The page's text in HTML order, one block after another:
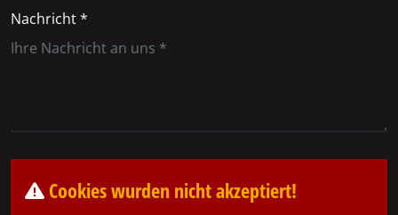
Nachricht *
Cookies wurden nicht akzeptiert!